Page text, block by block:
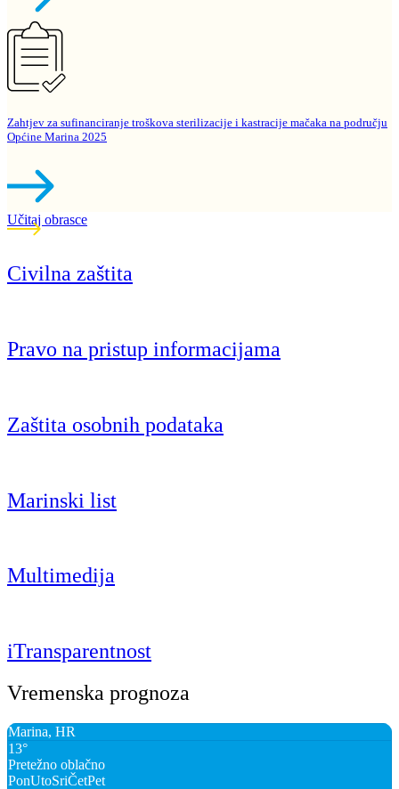
Zahtjev za sufinanciranje troškova sterilizacije i kastracije mačaka na području
Općine Marina 2025
Učitaj obrasce
Civilna zaštita
Pravo na pristup informacijama
Zaštita osobnih podataka
Marinski list
Multimedija
iTransparentnost
Vremenska prognoza
Marina, HR
13°
Pretežno oblačno
PonUtoSriČetPet